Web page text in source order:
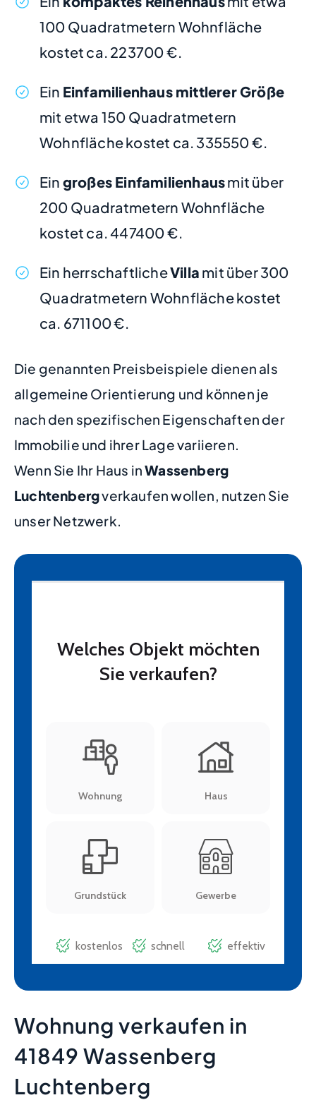
100 Quadratmetern Wohnfläche
kostet ca. 223700 €.
Ein Einfamilienhaus mittlerer Größe
mit etwa 150 Quadratmetern
Wohnfläche kostet ca. 335550 €.
Ein großes Einfamilienhausmit über
200 Quadratmetern Wohnfläche
kostet ca. 447400 €.
Ein herrschaftlicheVilla mit über 300
Quadratmetern Wohnfläche kostet
ca. 671100 €.
Die genannten Preisbeispiele dienen als
allgemeine Orientierung und können je
nach den spezifischen Eigenschaften der
Immobilie und ihrer Lage variieren.
Wenn Sie Ihr Haus inWassenberg
Luchtenbergverkaufen wollen, nutzen Sie
unser Netzwerk.
Wohnung verkaufen in
41849 Wassenberg
Luchtenberg